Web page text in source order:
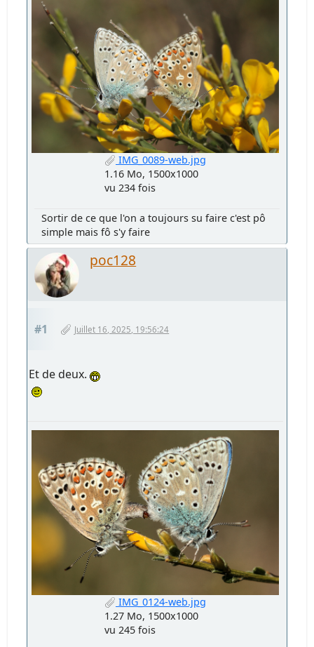
IMG_0089-web.jpg
1.16 Mo, 1500x1000
vu 234 fois
Sortir de ce que l'on a toujours su faire c'est pô
simple mais fô s'y faire
poc128
#1 Juillet 16, 2025, 19:56:24
Et de deux.
IMG_0124-web.jpg
1.27 Mo, 1500x1000
vu 245 fois